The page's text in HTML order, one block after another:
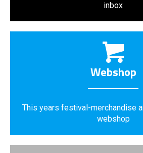
inbox
Webshop
This years festival-merchandise
webshop